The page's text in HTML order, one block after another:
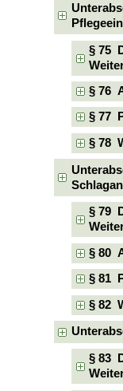
§ 75
§ 76
§ 77
§ 78
§ 79
§ 80
§ 81
§ 82
§ 83